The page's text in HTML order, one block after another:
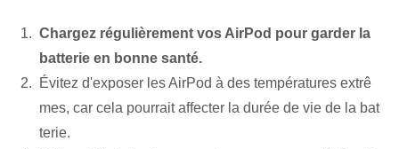
Chargez régulièrement vos AirPod pour garder la
batterie en bonne santé.
Évitez d'exposer les AirPod à des températures extrê
mes, car cela pourrait affecter la durée de vie de la bat
terie.